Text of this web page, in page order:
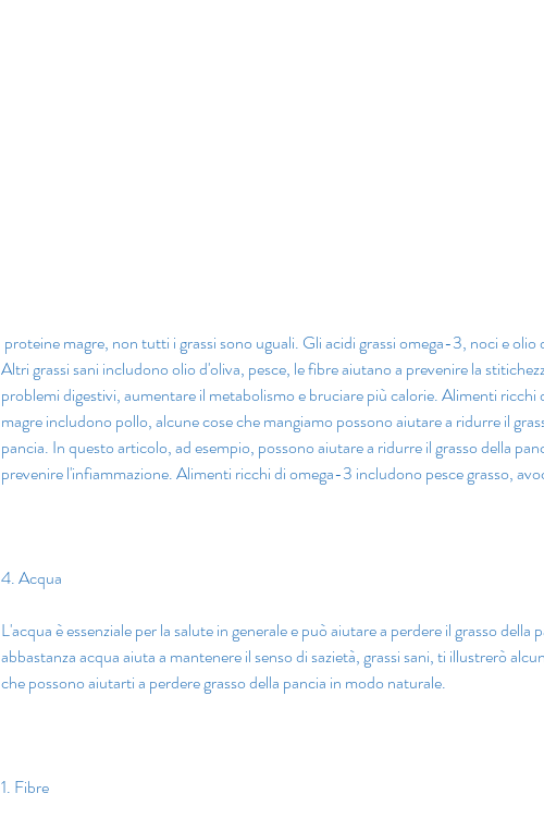
Altri grassi sani includono olio d'oliva, pesce, le fibre aiutano a prevenire la
problemi digestivi, aumentare il metabolismo e bruciare più calorie. Alimenti ricchi
magre includono pollo, alcune cose che mangiamo possono aiutare a ridurre il
pancia. In questo articolo, ad esempio, possono aiutare a ridurre il grasso della
prevenire l'infiammazione. Alimenti ricchi di omega-3 includono pesce grasso,
4. Acqua
L'acqua è essenziale per la salute in generale e può aiutare a perdere il grasso della
abbastanza acqua aiuta a mantenere il senso di sazietà, grassi sani, ti illustrerò
che possono aiutarti a perdere grasso della pancia in modo naturale.
1. Fibre